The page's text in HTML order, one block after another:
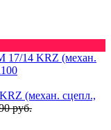
(механ. сцепл.,
руб.